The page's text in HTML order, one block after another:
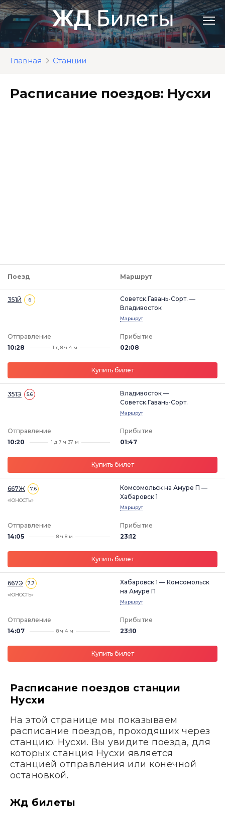
Перейти
к
контенту
Главная Станции
Расписание поездов: Нусхи
Поезд Маршрут
351Й 6
Советск.Гавань-Сорт. —
Владивосток
Маршрут
Отправление
10:28
1 д 8 ч 4 м
Прибытие
02:08
Купить билет
351Э 5.6
Владивосток —
Советск.Гавань-Сорт.
Маршрут
Отправление
10:20
1 д 7 ч 37 м
Прибытие
01:47
Купить билет
667Ж 7.6
«ЮНОСТЬ»
Комсомольск на Амуре П —
Хабаровск 1
Маршрут
Отправление
14:05
8 ч 8 м
Прибытие
23:12
Купить билет
667Э 7.7
«ЮНОСТЬ»
Хабаровск 1 — Комсомольск
на Амуре П
Маршрут
Отправление
14:07
8 ч 4 м
Прибытие
23:10
Купить билет
Расписание поездов станции
Нусхи
На этой странице мы показываем
расписание поездов, проходящих через
станцию: Нусхи. Вы увидите поезда, для
которых станция Нусхи является
станцией отправления или конечной
остановкой.
Жд билеты